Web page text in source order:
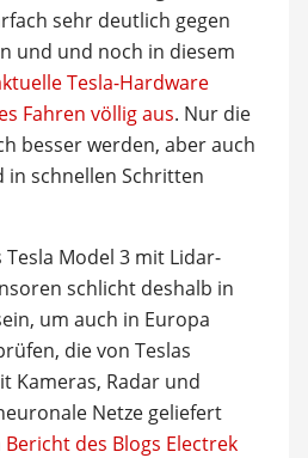
sehr deutlich gegen
und und noch in diesem
Tesla-Hardware
Fahren völlig aus. Nur die
besser werden, aber auch
in schnellen Schritten
Model 3 mit Lidar-
schlicht deshalb in
um auch in Europa
die von Teslas
Kameras, Radar und
Netze geliefert
Bericht des Blogs Electrek